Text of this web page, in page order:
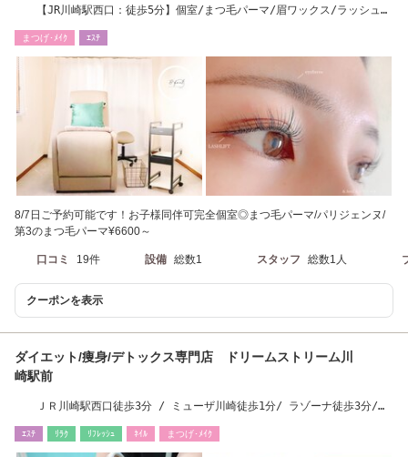
【JR川崎駅西口：徒歩5分】個室/まつ毛パーマ/眉ワックス/ラッシュリ
まつげ･ﾒｲｸ ｴｽﾃ
8/7日ご予約可能です！お子様同伴可完全個室◎まつ毛パーマ/パリジェンヌ/
第3のまつ毛パーマ¥6600～
口コミ 19件 設備 総数1 スタッフ 総数1人
クーポンを表示
ダイエット/痩身/デトックス専門店 ドリームストリーム川
崎駅前
ＪＲ川崎駅西口徒歩3分 / ミューザ川崎徒歩1分/ ラゾーナ徒歩3分/京
ｴｽﾃ ﾘﾗｸ ﾘﾌﾚｯｼｭ ﾈｲﾙ まつげ･ﾒｲｸ